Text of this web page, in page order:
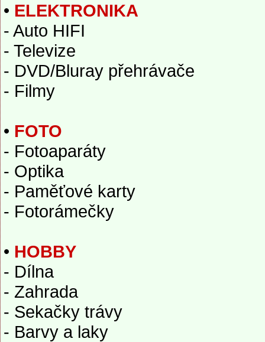
• ELEKTRONIKA
- Auto HIFI
- Televize
- DVD/Bluray přehrávače
- Filmy
• FOTO
- Fotoaparáty
- Optika
- Paměťové karty
- Fotorámečky
• HOBBY
- Dílna
- Zahrada
- Sekačky trávy
- Barvy a laky